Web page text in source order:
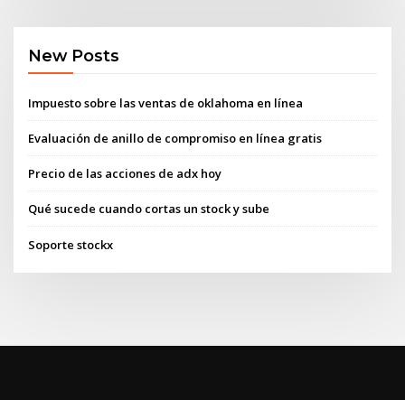
New Posts
Impuesto sobre las ventas de oklahoma en línea
Evaluación de anillo de compromiso en línea gratis
Precio de las acciones de adx hoy
Qué sucede cuando cortas un stock y sube
Soporte stockx